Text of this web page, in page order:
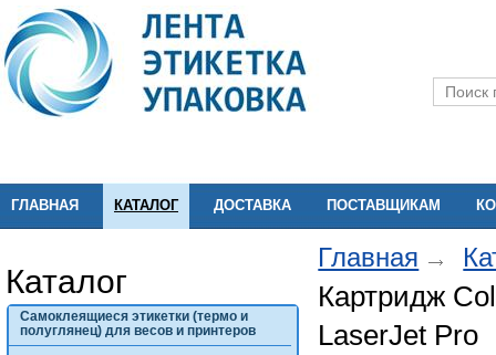
ГЛАВНАЯ КАТАЛОГ ДОСТАВКА ПОСТАВЩИКАМ
Каталог
Самоклеящиеся этикетки (термо и
полуглянец) для весов и принтеров
Главная
Картридж
LaserJet Pro